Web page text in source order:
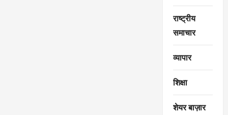
राष्ट्रीय
समाचार
व्यापार
शिक्षा
शेयर बाज़ार